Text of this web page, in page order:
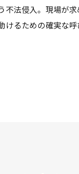
不法侵入。現場が
けるための確実な